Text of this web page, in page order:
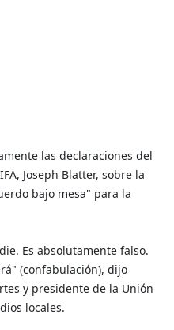
las declaraciones del
Joseph Blatter, sobre la
bajo mesa" para la
Es absolutamente falso.
(confabulación), dijo
y presidente de la Unión
locales.